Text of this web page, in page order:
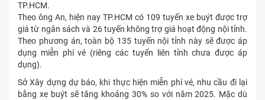
TP.HCM.
Theo ông An, hiện nay TP.HCM có 109 tuyến xe buýt được trợ
giá từ ngân sách và 26 tuyến không trợ giá hoạt động nội tỉnh.
Theo phương án, toàn bộ 135 tuyến nội tỉnh này sẽ được áp
dụng miễn phí vé (riêng các tuyến liên tỉnh chưa được áp
dụng).
Sở Xây dựng dự báo, khi thực hiện miễn phí vé, nhu cầu đi lại
bằng xe buýt sẽ tăng khoảng 30% so với năm 2025. Mặc dù